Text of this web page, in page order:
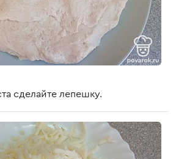
сделайте лепешку.